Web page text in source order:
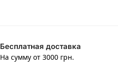
Бесплатная доставка
На сумму от 3000 грн.